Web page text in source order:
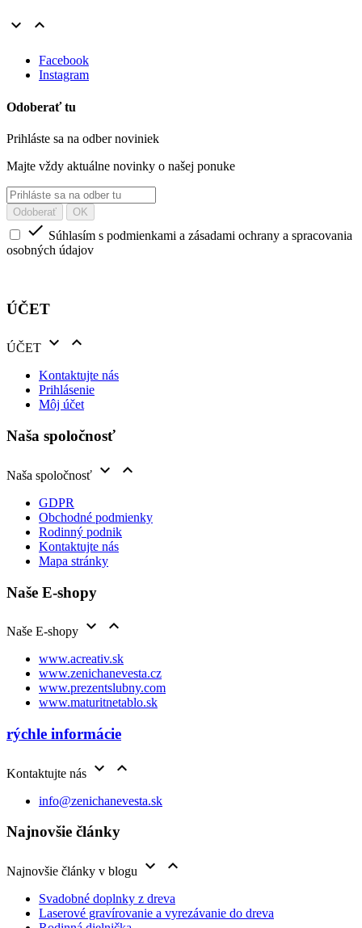
 
Facebook
Instagram
Odoberať tu
Prihláste sa na odber noviniek
Majte vždy aktuálne novinky o našej ponuke
 Súhlasím s podmienkami a zásadami ochrany a spracovania
osobných údajov
ÚČET
ÚČET  
Kontaktujte nás
Prihlásenie
Môj účet
Naša spoločnosť
Naša spoločnosť  
GDPR
Obchodné podmienky
Rodinný podnik
Kontaktujte nás
Mapa stránky
Naše E-shopy
Naše E-shopy  
www.acreativ.sk
www.zenichanevesta.cz
www.prezentslubny.com
www.maturitnetablo.sk
rýchle informácie
Kontaktujte nás  
info@zenichanevesta.sk
Najnovšie články
Najnovšie články v blogu  
Svadobné doplnky z dreva
Laserové gravírovanie a vyrezávanie do dreva